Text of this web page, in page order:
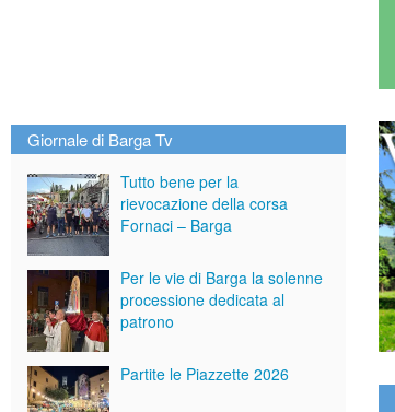
Giornale di Barga Tv
Tutto bene per la
rievocazione della corsa
Fornaci – Barga
Per le vie di Barga la solenne
processione dedicata al
patrono
Partite le Piazzette 2026